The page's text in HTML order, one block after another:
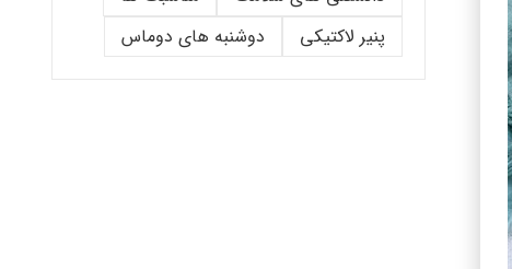
پنیر لاکتیکی
دوشنبه های دوماس